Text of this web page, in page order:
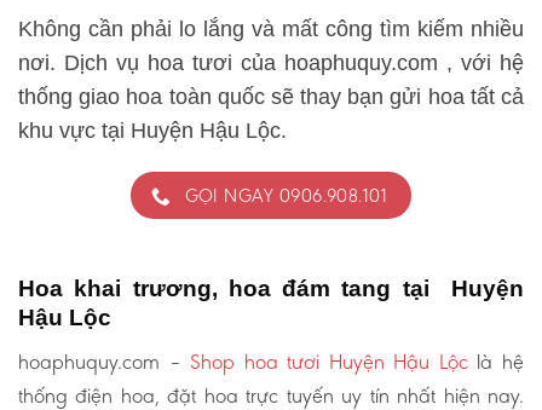
Không cần phải lo lắng và mất công tìm kiếm nhiều
nơi. Dịch vụ hoa tươi của hoaphuquy.com , với hệ
thống giao hoa toàn quốc sẽ thay bạn gửi hoa tất cả
khu vực tại Huyện Hậu Lộc.
GỌI NGAY 0906.908.101
Hoa khai trương, hoa đám tang tại Huyện
Hậu Lộc
hoaphuquy.com – Shop hoa tươi Huyện Hậu Lộclà hệ
thống điện hoa, đặt hoa trực tuyến uy tín nhất hiện nay.